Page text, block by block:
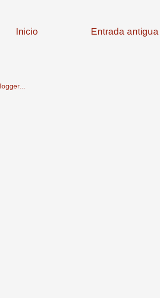
Entrada antigua
Inicio